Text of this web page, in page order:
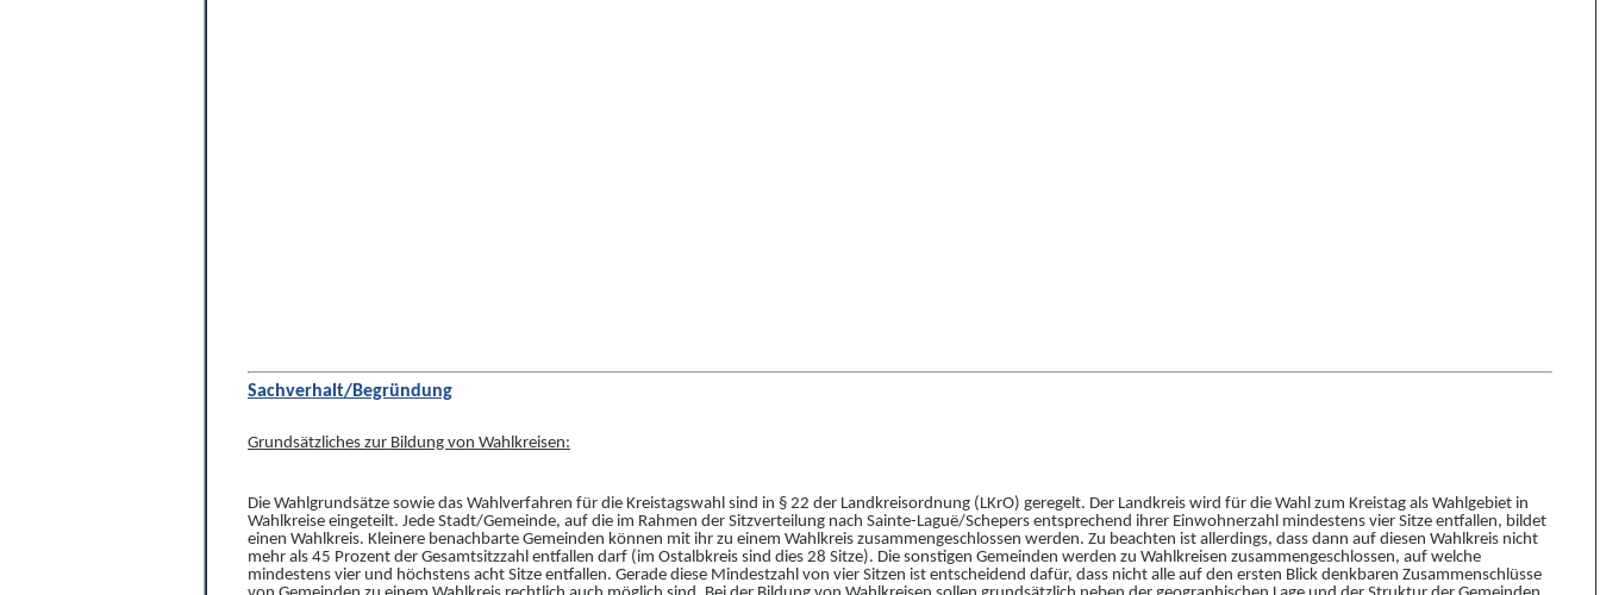
Sachverhalt/Begründung
Grundsätzliches zur Bildung von Wahlkreisen:
Die Wahlgrundsätze sowie das Wahlverfahren für die Kreistagswahl sind in § 22 der Landkreisordnung (LKrO) geregelt. Der Landkreis wird für die Wahl zum Kreistag als Wahlgebiet in
Wahlkreise eingeteilt. Jede Stadt/Gemeinde, auf die im Rahmen der Sitzverteilung nach Sainte-Laguë/Schepers entsprechend ihrer Einwohnerzahl mindestens vier Sitze entfallen, bildet
einen Wahlkreis. Kleinere benachbarte Gemeinden können mit ihr zu einem Wahlkreis zusammengeschlossen werden. Zu beachten ist allerdings, dass dann auf diesen Wahlkreis nicht
mehr als 45 Prozent der Gesamtsitzzahl entfallen darf (im Ostalbkreis sind dies 28 Sitze). Die sonstigen Gemeinden werden zu Wahlkreisen zusammengeschlossen, auf welche
mindestens vier und höchstens acht Sitze entfallen. Gerade diese Mindestzahl von vier Sitzen ist entscheidend dafür, dass nicht alle auf den ersten Blick denkbaren Zusammenschlüsse